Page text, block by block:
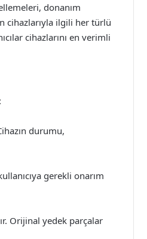
donanım
cihazlarıyla ilgili her türlü
cihazlarını en verimli
durumu,
gerekli onarım
Orijinal yedek parçalar